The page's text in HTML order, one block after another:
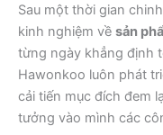
Sau một thời gian
kinh nghiệm về sản
từng ngày khẳng định
Hawonkoo luôn phát
cải tiến mục đích đem
tưởng vào mình các